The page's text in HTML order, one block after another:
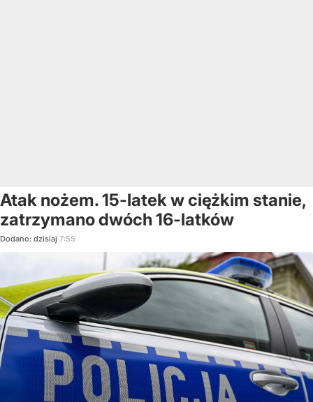
Atak nożem. 15-latek w ciężkim stanie,
zatrzymano dwóch 16-latków
Dodano: dzisiaj 7:55